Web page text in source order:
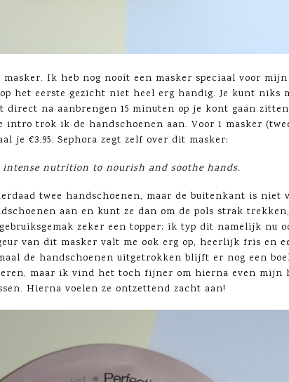
Ik heb nog nooit een masker speciaal voor
het eerste gezicht niet heel erg handig. Je kunt niks
direct na aanbrengen 15 minuten op je kont gaan
intro trok ik de handschoenen aan. Voor 1 masker
je €3.95. Sephora zegt zelf over dit masker:
intense nutrition to nourish and soothe hands.
twee handschoenen, maar de buitenkant is niet
aan en kunt ze dan om de pols strak
zeker een topper; ik typ dit namelijk nu
van dit masker valt me ook erg op, heerlijk fris en
de handschoenen uitgetrokken blijft er nog een boel
maar ik vind het toch fijner om hierna even mijn
Hierna voelen ze ontzettend zacht aan!